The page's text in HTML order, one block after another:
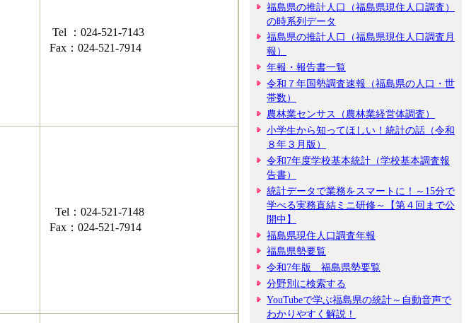
Tel ：024-521-7143
Fax：024-521-7914
Tel：024-521-7148
Fax：024-521-7914
福島県の推計人口（福島県現住人口調査）
の時系列データ
福島県の推計人口（福島県現住人口調査月
報）
年報・報告書一覧
令和７年国勢調査速報（福島県の人口・世
帯数）
農林業センサス（農林業経営体調査）
小学生から知ってほしい！統計の話（令和
８年３月版）
令和7年度学校基本統計（学校基本調査報
告書）
統計データで業務をスマートに！～15分で
学べる実務直結ミニ研修～【第４回まで公
開中】
福島県現住人口調査年報
福島県勢要覧
令和7年版 福島県勢要覧
分野別に検索する
YouTubeで学ぶ福島県の統計～自動音声で
わかりやすく解説！